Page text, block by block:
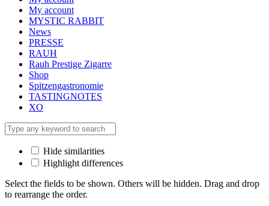
My account
MYSTIC RABBIT
News
PRESSE
RAUH
Rauh Prestige Zigarre
Shop
Spitzengastronomie
TASTINGNOTES
XO
Hide similarities
Highlight differences
Select the fields to be shown. Others will be hidden. Drag and drop
to rearrange the order.